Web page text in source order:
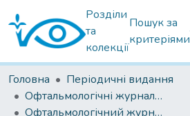
Розділи
та
колекції
Пошук за
критеріями
Головна
Періодичні видання
Офтальмологічні журнали українські
Офтальмологічний журнал 2018